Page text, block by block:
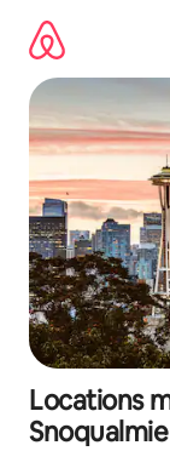
directement
contenu
Locations
Snoqualmie